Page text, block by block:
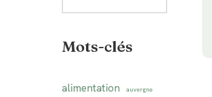
Mots-clés
alimentation auvergne